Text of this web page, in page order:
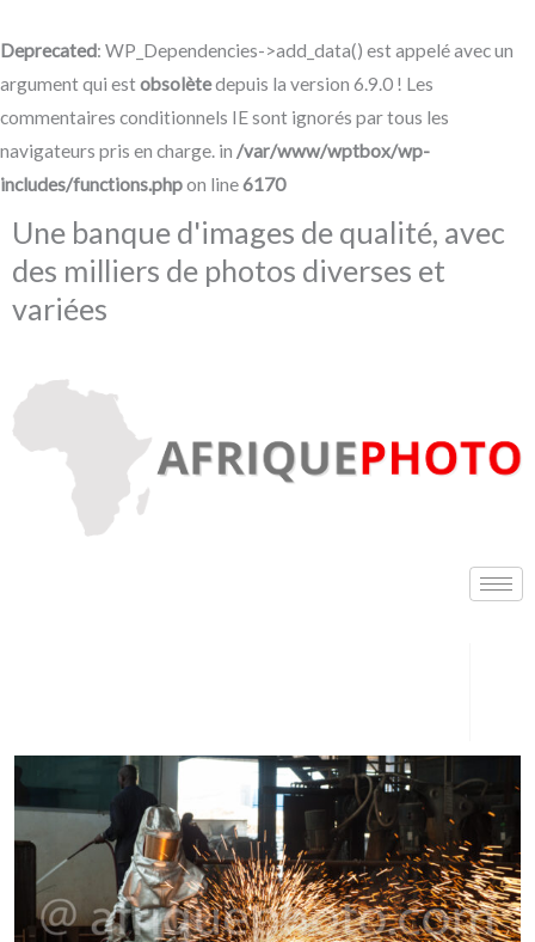
Deprecated: WP_Dependencies->add_data() est appelé avec un
argument qui estobsolètedepuis la version 6.9.0 ! Les
commentaires conditionnels IE sont ignorés par tous les
navigateurs pris en charge. in /var/www/wptbox/wp-
includes/functions.phpon line6170
au
contenu
Une banque d'images de qualité, avec
des milliers de photos diverses et
variées